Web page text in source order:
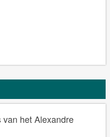
het Alexandre